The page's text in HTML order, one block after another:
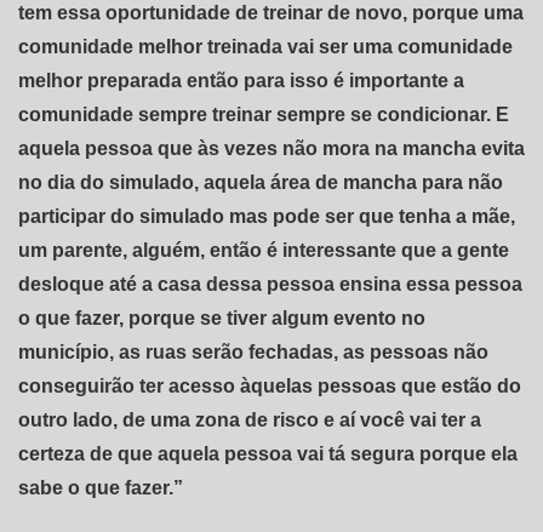
tem essa oportunidade de treinar de novo, porque uma
comunidade melhor treinada vai ser uma comunidade
melhor preparada então para isso é importante a
comunidade sempre treinar sempre se condicionar. E
aquela pessoa que às vezes não mora na mancha evita
no dia do simulado, aquela área de mancha para não
participar do simulado mas pode ser que tenha a mãe,
um parente, alguém, então é interessante que a gente
desloque até a casa dessa pessoa ensina essa pessoa
o que fazer, porque se tiver algum evento no
município, as ruas serão fechadas, as pessoas não
conseguirão ter acesso àquelas pessoas que estão do
outro lado, de uma zona de risco e aí você vai ter a
certeza de que aquela pessoa vai tá segura porque ela
sabe o que fazer.”